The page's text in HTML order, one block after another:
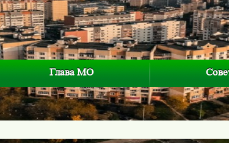
Глава МО